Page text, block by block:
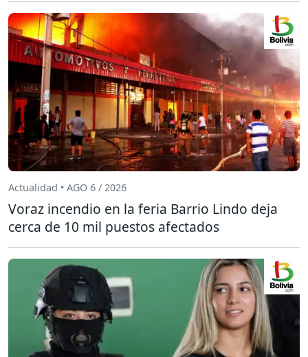
Actualidad • AGO 6 / 2026
Voraz incendio en la feria Barrio Lindo deja
cerca de 10 mil puestos afectados